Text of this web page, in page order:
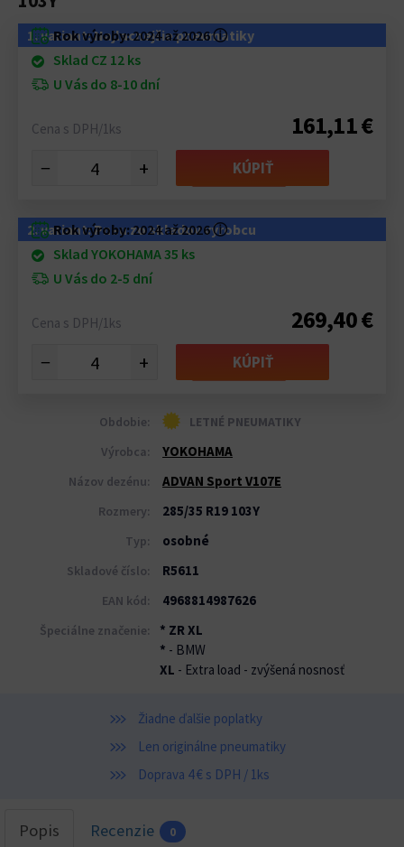
1. variant: Najlacnejšie pneumatiky
Rok výroby:2024 až 2026ⓘ
Sklad CZ 12 ks
U Vás do 8-10 dní
Cena s DPH/1ks 161,11 €
− + KÚPIŤ
2. variant: Pneu zo skladov výrobcu
Rok výroby:2024 až 2026ⓘ
Sklad YOKOHAMA 35 ks
U Vás do 2-5 dní
Cena s DPH/1ks 269,40 €
− + KÚPIŤ
Obdobie:
LETNÉ PNEUMATIKY
Výrobca:
YOKOHAMA
Názov dezénu: ADVAN Sport V107E
Rozmery: 285/35 R19 103Y
Typ: osobné
Skladové číslo: R5611
EAN kód: 4968814987626
Špeciálne značenie:
* ZR XL
* - BMW
XL - Extra load - zvýšená nosnosť
Žiadne ďalšie poplatky
Len originálne pneumatiky
Doprava 4 € s DPH / 1ks
Popis Recenzie 0